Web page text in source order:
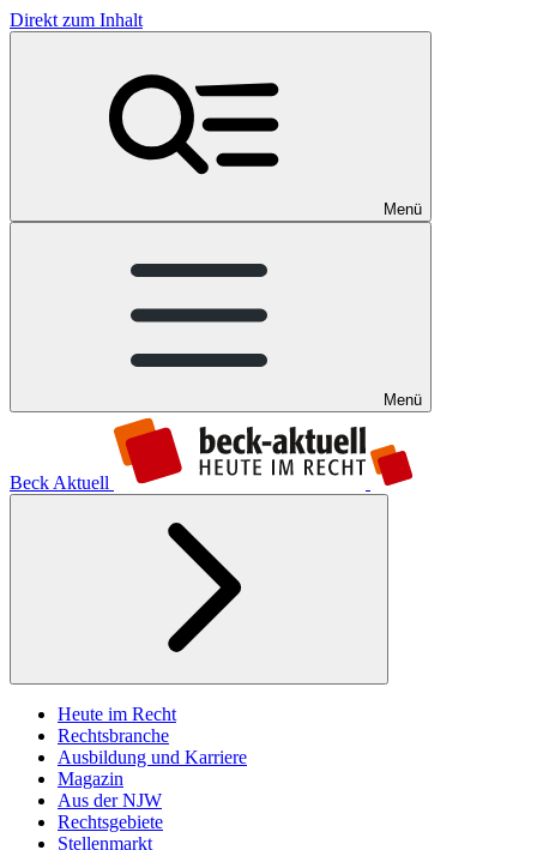
Direkt zum Inhalt
Menü
Menü
Beck Aktuell
Heute im Recht
Rechtsbranche
Ausbildung und Karriere
Magazin
Aus der NJW
Rechtsgebiete
Stellenmarkt